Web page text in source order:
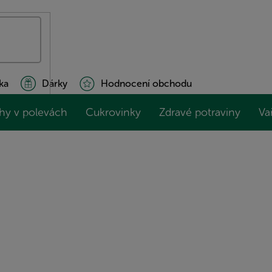
Dárky Hodnocení obchodu
v polevách Cukrovinky Zdravé potraviny